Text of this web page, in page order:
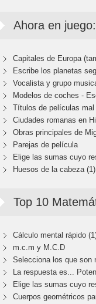
Ahora en juego:
Capitales de Europa
Escribe los planetas
Vocalista y grupo
Modelos de coches -
Títulos de películas mal
Ciudades romanas en
Obras principales de
Parejas de película
Elige las sumas cuyo
Huesos de la cabeza (1)
Top 10
Cálculo mental rápido
m.c.m y M.C.D
Selecciona los que son
La respuesta es...
Elige las sumas cuyo
Cuerpos geométricos